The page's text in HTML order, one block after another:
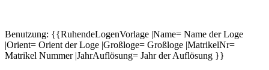
Benutzung: {{RuhendeLogenVorlage |Name= Name der Loge
|Orient= Orient der Loge |Großloge= Großloge |MatrikelNr=
Matrikel Nummer |JahrAuflösung= Jahr der Auflösung }}